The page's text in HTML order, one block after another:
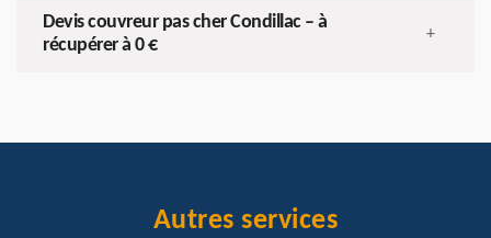
Devis couvreur pas cher Condillac – à
récupérer à 0 €
+
Autres services